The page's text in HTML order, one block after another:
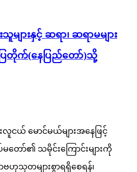
သူများနှင့် ဆရာ၊ ဆရာမများ
ြတိုက်(နေပြည်တော်)သို့
ငယ် မောင်မယ်များအနေဖြင့်
ော်၏ သမိုင်းကြောင်းများကို
သုတများစွာရရှိစေရန်၊